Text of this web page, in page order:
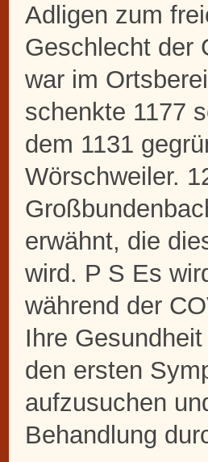
Adligen zum
Geschlecht der
war im
schenkte 1177
dem 1131
Wörschweiler.
erwähnt, die
wird. P S Es
während der
Ihre
den ersten
aufzusuchen
Behandlung